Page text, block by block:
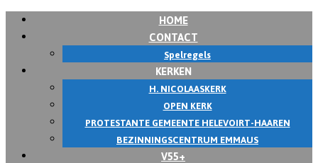
HOME
CONTACT
Spelregels
KERKEN
H. NICOLAASKERK
OPEN KERK
PROTESTANTE GEMEENTE HELEVOIRT-HAAREN
BEZINNINGSCENTRUM EMMAUS
V55+